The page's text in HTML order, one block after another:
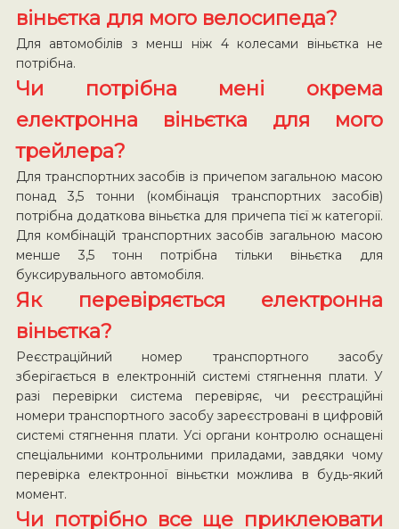
віньєтка для мого велосипеда?
Для автомобілів з менш ніж 4 колесами віньєтка не
потрібна.
Чи потрібна мені окрема
електронна віньєтка для мого
трейлера?
Для транспортних засобів із причепом загальною масою
понад 3,5 тонни (комбінація транспортних засобів)
потрібна додаткова віньєтка для причепа тієї ж категорії.
Для комбінацій транспортних засобів загальною масою
менше 3,5 тонн потрібна тільки віньєтка для
буксирувального автомобіля.
Як перевіряється електронна
віньєтка?
Реєстраційний номер транспортного засобу
зберігається в електронній системі стягнення плати. У
разі перевірки система перевіряє, чи реєстраційні
номери транспортного засобу зареєстровані в цифровій
системі стягнення плати. Усі органи контролю оснащені
спеціальними контрольними приладами, завдяки чому
перевірка електронної віньєтки можлива в будь-який
момент.
Чи потрібно все ще приклеювати